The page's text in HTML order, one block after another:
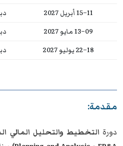
11–15 أبريل 2027
09–13 مايو 2027
18–22 يوليو 2027
مقدمة:
دورة